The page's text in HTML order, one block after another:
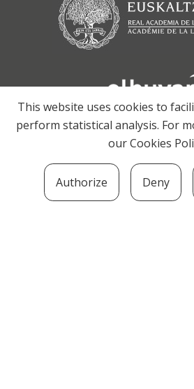
This website uses cookies to
perform statistical analysis. For
ourCookies
Authorize Deny